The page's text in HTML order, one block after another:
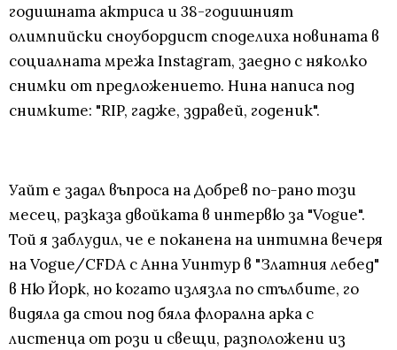
годишната актриса и 38-годишният
олимпийски сноубордист споделиха новината в
социалната мрежа Instagram, заедно с няколко
снимки от предложението. Нина написа под
снимките: "RIP, гадже, здравей, годеник".
Уайт е задал въпроса на Добрев по-рано този
месец, разказа двойката в интервю за "Vogue".
Той я заблудил, че е поканена на интимна вечеря
на Vogue/CFDA с Анна Уинтур в "Златния лебед"
в Ню Йорк, но когато излязла по стълбите, го
видяла да стои под бяла флорална арка с
листенца от рози и свещи, разположени из